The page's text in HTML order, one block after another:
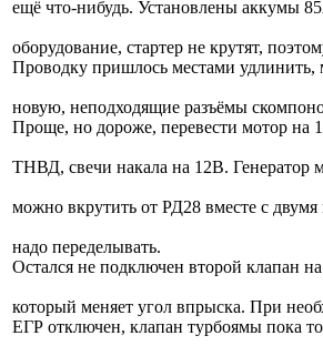
ещё что-нибудь. Установлены аккумы
оборудование, стартер не крутят,
Проводку пришлось местами удлинить,
новую, неподходящие разъёмы
Проще, но дороже, перевести мотор на
ТНВД, свечи накала на 12В. Генератор
можно вкрутить от РД28 вместе с
надо переделывать.
Остался не подключен второй клапан
который меняет угол впрыска. При
ЕГР отключен, клапан турбоямы пока